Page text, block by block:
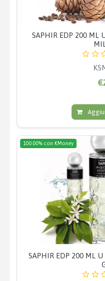
SAPHIR EDP 200 ML
100.00% con KMoney
SAPHIR EDP 200 ML